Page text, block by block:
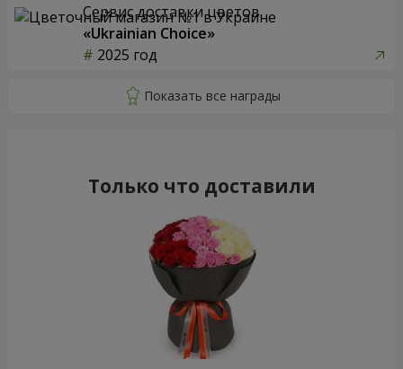
Сервис доставки цветов
«Ukrainian Choice»
2025 год
Только что доставили